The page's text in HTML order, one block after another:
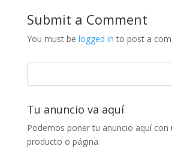
Submit a Comment
You must be logged in to post a
Tu anuncio va aquí
Podemos poner tu anuncio aquí con
producto o página